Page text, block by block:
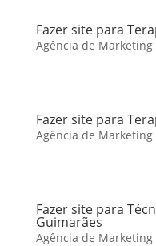
Fazer site para
Agência de
Fazer site para
Agência de
Fazer site para
Guimarães
Agência de